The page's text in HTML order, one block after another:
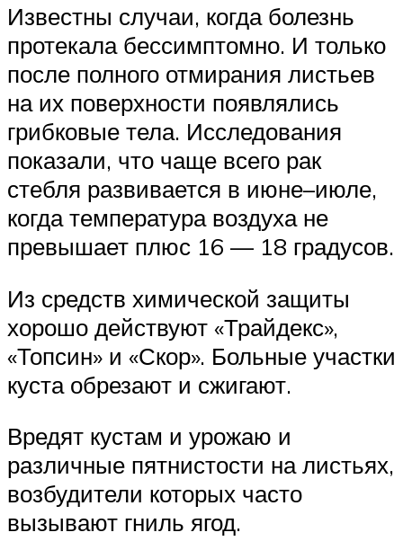
Известны случаи, когда болезнь
протекала бессимптомно. И только
после полного отмирания листьев
на их поверхности появлялись
грибковые тела. Исследования
показали, что чаще всего рак
стебля развивается в июне–июле,
когда температура воздуха не
превышает плюс 16 — 18 градусов.
Из средств химической защиты
хорошо действуют «Трайдекс»,
«Топсин» и «Скор». Больные участки
куста обрезают и сжигают.
Вредят кустам и урожаю и
различные пятнистости на листьях,
возбудители которых часто
вызывают гниль ягод.